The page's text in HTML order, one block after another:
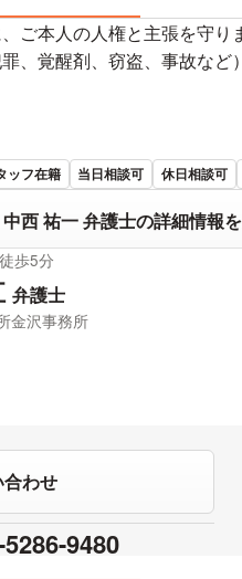
ご本人の人権と主張を守
、覚醒剤、窃盗、事故など）
ッフ在籍 当日相談可 休日相談可
中西 祐一 弁護士の詳細情報
徒歩5分
弁護士
金沢事務所
わせ
9480